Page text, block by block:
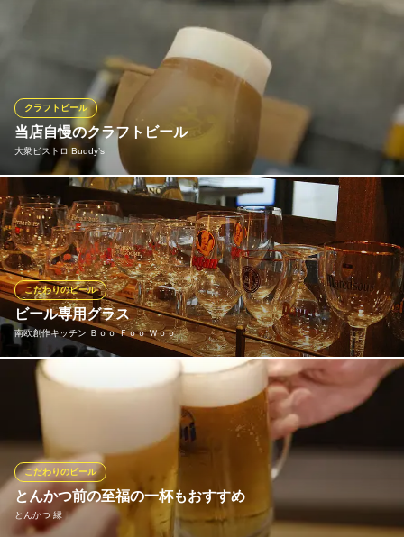
ングバレーなど国産クラフト生ビールを専用グラスでが楽しめま
す♪名物の大沼牛ハンバーグはビールとの相性抜群！！是非、こだ
わりのお料理もお楽しみください♪
貸切＆記念日・誕生日 肉バル GLOBAR（グラバー）柏東口
カジュアルな肉バル
ＪＲ常磐線柏駅東口 徒歩3分
千葉県柏市柏3-1-6
当店自慢のクラフトビール
大衆ビストロ Buddy’s
クラフトビール
当店大人気メニューのクラフトビール！！！専用のサーバーでお
つくりします！ 496／on the cloud／After dark／Brook LYNと全4
種類用意してます！ 柏では数少ないクラフトビール専用サーバー
でぜひ楽しい時間をお過ごしください！
大衆ビストロ Buddy’s
大衆酒場
ＪＲ常磐線柏駅 徒歩5分
千葉県柏市柏3-1-21 水野ビル1F
ビール専用グラス
南欧創作キッチン Ｂｏｏ Ｆｏｏ Ｗｏｏ
こだわりのビール
世界各国の定番＆レアなビールを１５０種。 本場ベルギーやドイ
ツ、また近年とにかく特徴のあるビールを作り続けているアメリ
カのクラフトビールなどを、専用グラスで飲む贅沢！！ まさにビ
ール王国BooFooWoo！ ビールの真髄をお楽しみください。
南欧創作キッチン Ｂｏｏ Ｆｏｏ Ｗｏｏ
創作料理×世界のビール
ＪＲ柏駅東口 徒歩3分
とんかつ前の至福の一杯もおすすめ
とんかつ 縁
こだわりのビール